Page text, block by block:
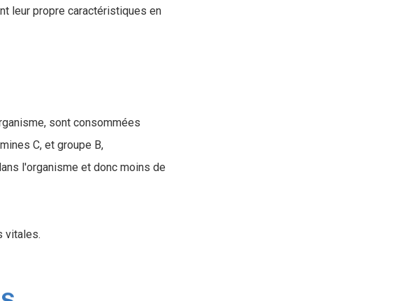
leur propre caractéristiques en
sont consommées
C, et groupe B,
l'organisme et donc moins de
vitales.